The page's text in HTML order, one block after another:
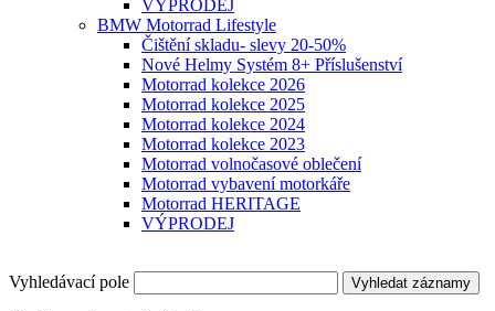
VÝPRODEJ
BMW Motorrad Lifestyle
Čištění skladu- slevy 20-50%
Nové Helmy Systém 8+ Příslušenství
Motorrad kolekce 2026
Motorrad kolekce 2025
Motorrad kolekce 2024
Motorrad kolekce 2023
Motorrad volnočasové oblečení
Motorrad vybavení motorkáře
Motorrad HERITAGE
VÝPRODEJ
Vyhledávací pole Vyhledat záznamy